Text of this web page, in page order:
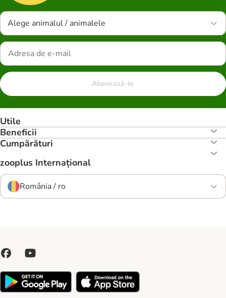
Alege animalul / animalele
Abonează-te
Utile
Beneficii
Cumpărături
zooplus Internațional
România / ro